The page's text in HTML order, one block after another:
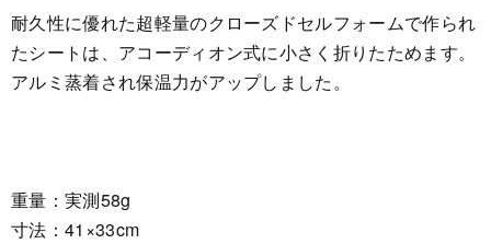
耐久性に優れた超軽量のクローズドセルフォームで作られ
たシートは、アコーディオン式に小さく折りたためます。
アルミ蒸着され保温力がアップしました。
重量：実測58g
寸法：41×33cm